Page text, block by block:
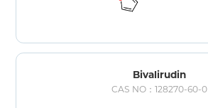
Bivalirudin
CAS NO：128270-60-0